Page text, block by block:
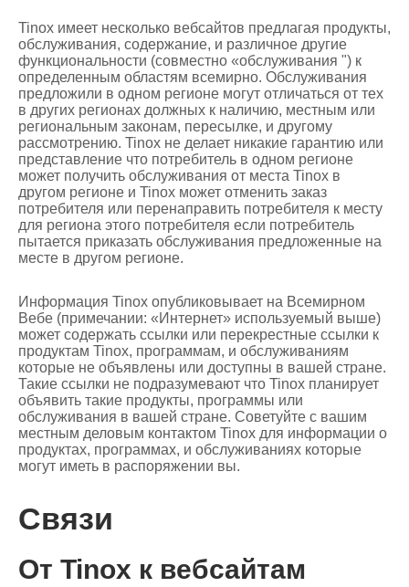
Tinox имеет несколько вебсайтов предлагая продукты,
обслуживания, содержание, и различное другие
функциональности (совместно «обслуживания ") к
определенным областям всемирно. Обслуживания
предложили в одном регионе могут отличаться от тех
в других регионах должных к наличию, местным или
региональным законам, пересылке, и другому
рассмотрению. Tinox не делает никакие гарантию или
представление что потребитель в одном регионе
может получить обслуживания от места Tinox в
другом регионе и Tinox может отменить заказ
потребителя или перенаправить потребителя к месту
для региона этого потребителя если потребитель
пытается приказать обслуживания предложенные на
месте в другом регионе.
Информация Tinox опубликовывает на Всемирном
Вебе (примечании: «Интернет» используемый выше)
может содержать ссылки или перекрестные ссылки к
продуктам Tinox, программам, и обслуживаниям
которые не объявлены или доступны в вашей стране.
Такие ссылки не подразумевают что Tinox планирует
объявить такие продукты, программы или
обслуживания в вашей стране. Советуйте с вашим
местным деловым контактом Tinox для информации о
продуктах, программах, и обслуживаниях которые
могут иметь в распоряжении вы.
Связи
От Tinox к вебсайтам